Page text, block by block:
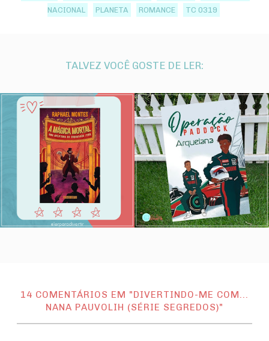
NACIONAL
PLANETA ROMANCE TC 0319
TALVEZ VOCÊ GOSTE DE LER:
14 COMENTÁRIOS EM "DIVERTINDO-ME COM...
NANA PAUVOLIH (SÉRIE SEGREDOS)"